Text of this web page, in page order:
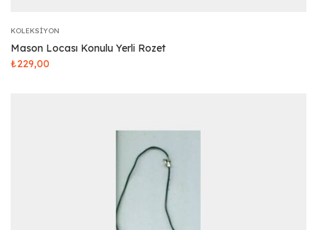
KOLEKSIYON
Mason Locası Konulu Yerli Rozet
₺229,00